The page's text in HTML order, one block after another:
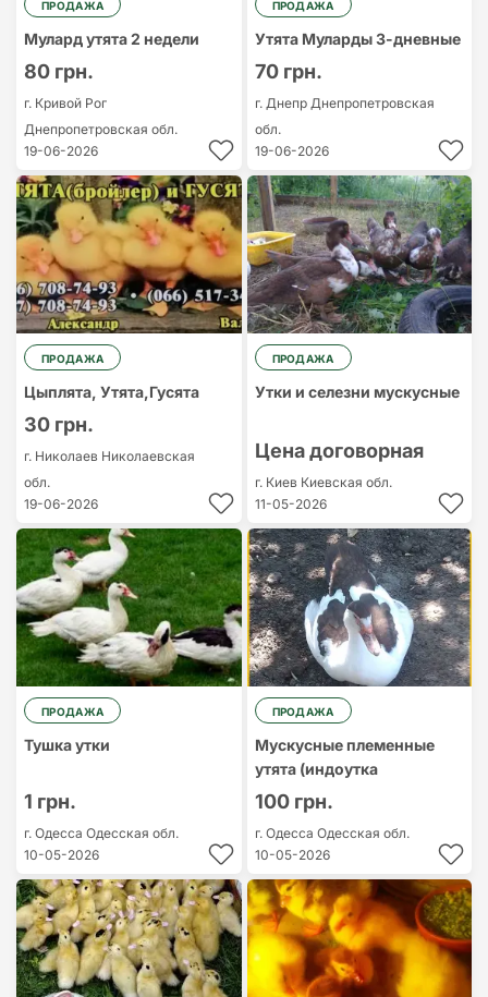
ПРОДАЖА
Мулард утята 2 недели
80 грн.
г. Кривой Рог
Днепропетровская обл.
19-06-2026
ПРОДАЖА
Утята Муларды 3-дневные
70 грн.
г. Днепр Днепропетровская
обл.
19-06-2026
ПРОДАЖА
Цыплята, Утята,Гусята
30 грн.
г. Николаев Николаевская
обл.
19-06-2026
ПРОДАЖА
Утки и селезни мускусные
Цена договорная
г. Киев Киевская обл.
11-05-2026
ПРОДАЖА
Тушка утки
1 грн.
г. Одесса Одесская обл.
10-05-2026
ПРОДАЖА
Мускусные племенные
утята (индоутка
100 грн.
г. Одесса Одесская обл.
10-05-2026